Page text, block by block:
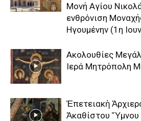
Μονή Αγίου
ενθρόνιση
Ηγουμένην (1η
Ακολουθίες
Ιερά Μητρόπολη
Ἐπετειακὴ
Ἀκαθίστου Ὕμνου